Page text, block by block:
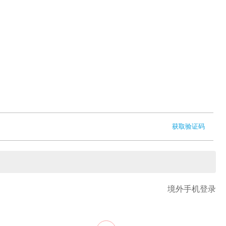
获取验证码
境外手机登录